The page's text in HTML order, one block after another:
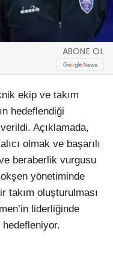
ABONE OL
ekip ve takım
hedeflendiği
Açıklamada,
olmak ve başarılı
beraberlik vurgusu
yönetiminde
takım oluşturulması
liderliğinde